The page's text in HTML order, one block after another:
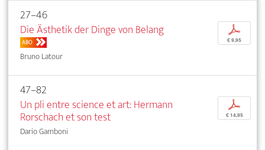
27–46
Die Ästhetik der Dinge von Belang
ABO
Bruno Latour
p
€ 9,95
47–82
Un pli entre science et art: Hermann
Rorschach et son test
Dario Gamboni
p
€ 14,95